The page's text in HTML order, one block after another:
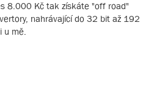
8.000 Kč tak získáte "off road"
nahrávající do 32 bit až 192
u mě.